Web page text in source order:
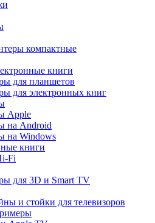
компактные
книги
для планшетов
для электронных книг
Apple
на Android
на Windows
книги
Fi
для 3D и Smart TV
и стойки для телевизоров